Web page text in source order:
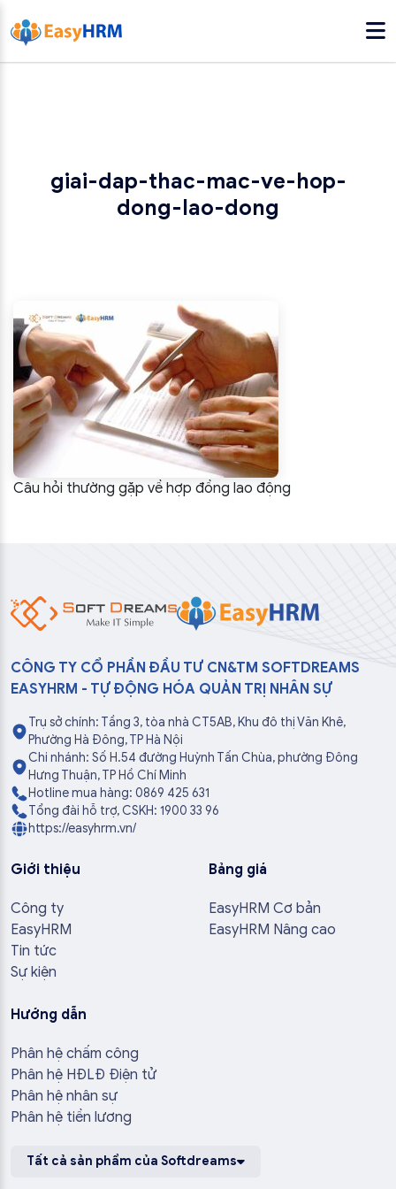
giai-dap-thac-mac-ve-hop-
dong-lao-dong
Câu hỏi thường gặp về hợp đồng lao động
CÔNG TY CỔ PHẦN ĐẦU TƯ CN&TM SOFTDREAMS
EASYHRM - TỰ ĐỘNG HÓA QUẢN TRỊ NHÂN SỰ
Trụ sở chính: Tầng 3, tòa nhà CT5AB, Khu đô thị Văn Khê,
Phường Hà Đông, TP Hà Nội
Chi nhánh: Số H.54 đường Huỳnh Tấn Chùa, phường Đông
Hưng Thuận, TP Hồ Chí Minh
Hotline mua hàng: 0869 425 631
Tổng đài hỗ trợ, CSKH: 1900 33 96
https://easyhrm.vn/
Giới thiệu
Công ty
EasyHRM
Tin tức
Sự kiện
Bảng giá
EasyHRM Cơ bản
EasyHRM Nâng cao
Hướng dẫn
Phân hệ chấm công
Phân hệ HĐLĐ Điện tử
Phân hệ nhân sự
Phân hệ tiền lương
Tất cả sản phẩm của Softdreams